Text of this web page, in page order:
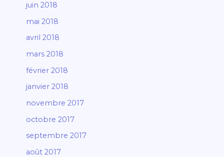
juin 2018
mai 2018
avril 2018
mars 2018
février 2018
janvier 2018
novembre 2017
octobre 2017
septembre 2017
août 2017